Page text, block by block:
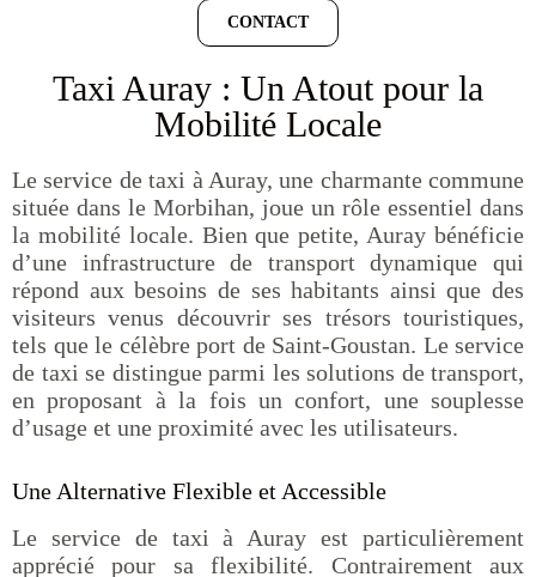
CONTACT
Taxi Auray : Un Atout pour la
Mobilité Locale
Le service de taxi à Auray, une charmante commune
située dans le Morbihan, joue un rôle essentiel dans
la mobilité locale. Bien que petite, Auray bénéficie
d’une infrastructure de transport dynamique qui
répond aux besoins de ses habitants ainsi que des
visiteurs venus découvrir ses trésors touristiques,
tels que le célèbre port de Saint-Goustan. Le service
de taxi se distingue parmi les solutions de transport,
en proposant à la fois un confort, une souplesse
d’usage et une proximité avec les utilisateurs.
Une Alternative Flexible et Accessible
Le service de taxi à Auray est particulièrement
apprécié pour sa flexibilité. Contrairement aux